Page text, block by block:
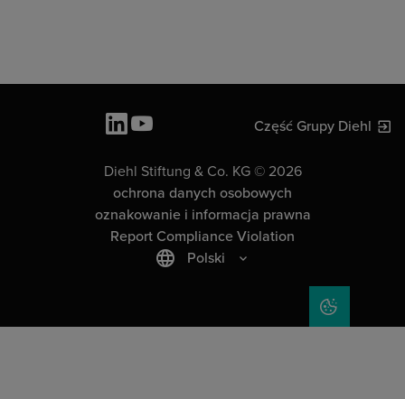
Część Grupy Diehl
Diehl Stiftung & Co. KG © 2026
ochrona danych osobowych
oznakowanie i informacja prawna
Report Compliance Violation
Polski
COOKIE